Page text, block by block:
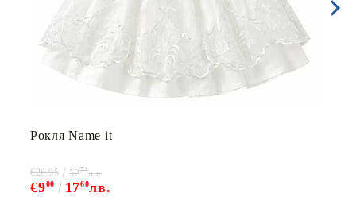
Рокля Name it
€900 1760лв.
€26.95 5271лв.